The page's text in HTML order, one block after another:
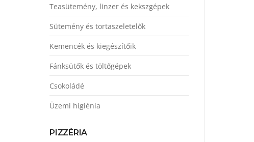
Teasütemény, linzer és kekszgépek
Sütemény és tortaszeletelők
Kemencék és kiegészítőik
Fánksütők és töltőgépek
Csokoládé
Üzemi higiénia
PIZZÉRIA